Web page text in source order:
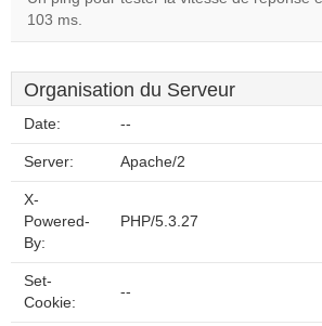
103 ms.
Organisation du Serveur
Date: --
Server: Apache/2
X-
Powered-
By:
PHP/5.3.27
Set-
Cookie:
--